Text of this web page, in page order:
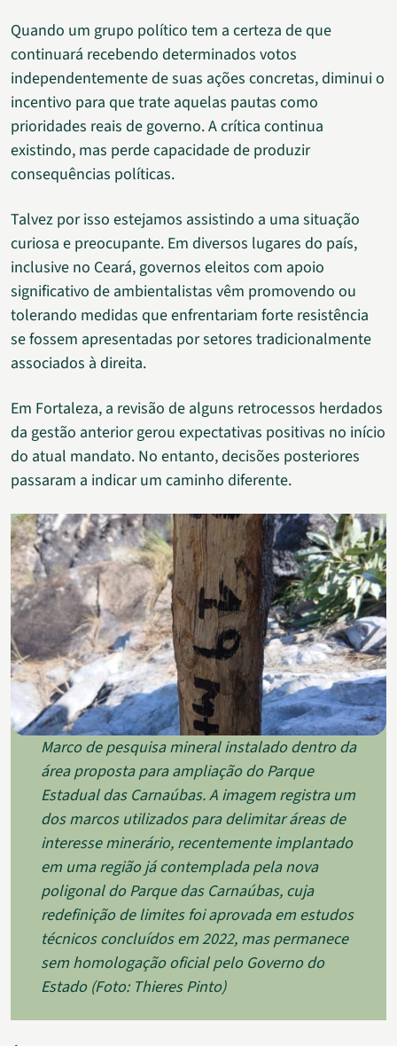
Quando um grupo político tem a certeza de que
continuará recebendo determinados votos
independentemente de suas ações concretas, diminui o
incentivo para que trate aquelas pautas como
prioridades reais de governo. A crítica continua
existindo, mas perde capacidade de produzir
consequências políticas.
Talvez por isso estejamos assistindo a uma situação
curiosa e preocupante. Em diversos lugares do país,
inclusive no Ceará, governos eleitos com apoio
significativo de ambientalistas vêm promovendo ou
tolerando medidas que enfrentariam forte resistência
se fossem apresentadas por setores tradicionalmente
associados à direita.
Em Fortaleza, a revisão de alguns retrocessos herdados
da gestão anterior gerou expectativas positivas no início
do atual mandato. No entanto, decisões posteriores
passaram a indicar um caminho diferente.
Marco de pesquisa mineral instalado dentro da
área proposta para ampliação do Parque
Estadual das Carnaúbas. A imagem registra um
dos marcos utilizados para delimitar áreas de
interesse minerário, recentemente implantado
em uma região já contemplada pela nova
poligonal do Parque das Carnaúbas, cuja
redefinição de limites foi aprovada em estudos
técnicos concluídos em 2022, mas permanece
sem homologação oficial pelo Governo do
Estado (Foto: Thieres Pinto)